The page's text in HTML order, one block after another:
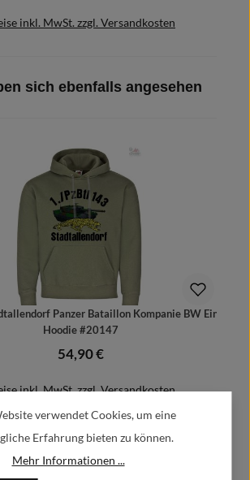
inkl. MwSt. zzgl. Versandkosten
überspringen
sich ebenfalls angesehen
Panzer Bataillon Kompanie BW Einheit
Hoodie #20147
Regulärer Preis:
54,90 €
inkl. MwSt. zzgl. Versandkosten
Details
Herstellerinformationen:
verwendet Cookies, um eine
Erfahrung bieten zu können.
Mehr Informationen ...